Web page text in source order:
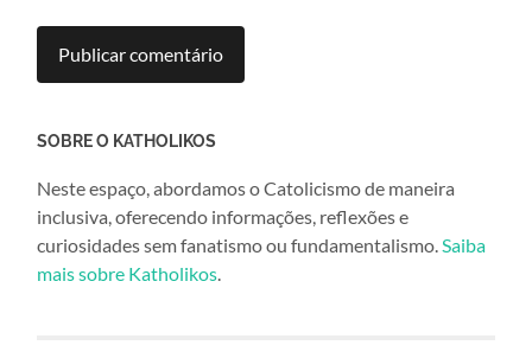
SOBRE O KATHOLIKOS
Neste espaço, abordamos o Catolicismo de maneira
inclusiva, oferecendo informações, reflexões e
curiosidades sem fanatismo ou fundamentalismo.Saiba
mais sobre Katholikos.